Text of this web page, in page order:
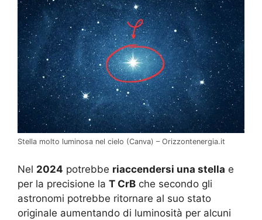
Stella molto luminosa nel cielo (Canva) – Orizzontenergia.it
Nel 2024 potrebbe riaccendersi una stella e
per la precisione la T CrB che secondo gli
astronomi potrebbe ritornare al suo stato
originale aumentando di luminosità per alcuni